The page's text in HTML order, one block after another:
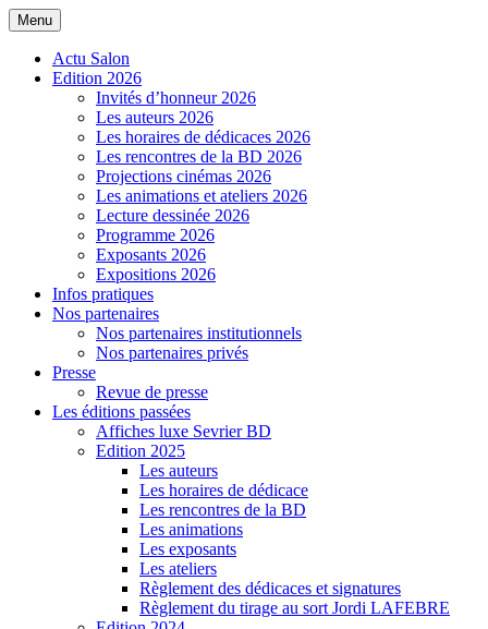
Salon de la BD de Sevrier
Menu
Actu Salon
Edition 2026
Invités d’honneur 2026
Les auteurs 2026
Les horaires de dédicaces 2026
Les rencontres de la BD 2026
Projections cinémas 2026
Les animations et ateliers 2026
Lecture dessinée 2026
Programme 2026
Exposants 2026
Expositions 2026
Infos pratiques
Nos partenaires
Nos partenaires institutionnels
Nos partenaires privés
Presse
Revue de presse
Les éditions passées
Affiches luxe Sevrier BD
Edition 2025
Les auteurs
Les horaires de dédicace
Les rencontres de la BD
Les animations
Les exposants
Les ateliers
Règlement des dédicaces et signatures
Règlement du tirage au sort Jordi LAFEBRE